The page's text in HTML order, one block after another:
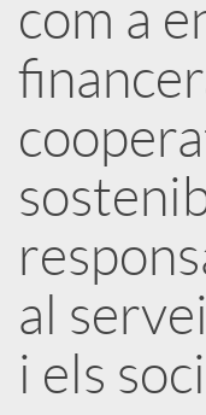
d
o
r
d
e
com a
al
i els